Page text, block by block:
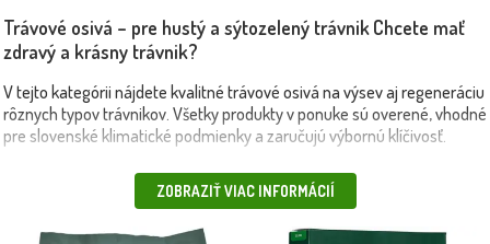
Trávové osivá – pre hustý a sýtozelený trávnikChcete mať
zdravý a krásny trávnik?
V tejto kategórii nájdete kvalitné trávové osivá na výsev aj regeneráciu
rôznych typov trávnikov. Všetky produkty v ponuke sú overené, vhodné
pre slovenské klimatické podmienky a zaručujú výbornú klíčivosť.
trávových osívponúkame:univerzálne trávne zmesi
špeciálne zmesi pre záťažové trávniky
športové plochy),rýchloklíčiace osivá
na rýchlu obnovu trávnika,
ZOBRAZIŤ VIAC INFORMÁCIÍ